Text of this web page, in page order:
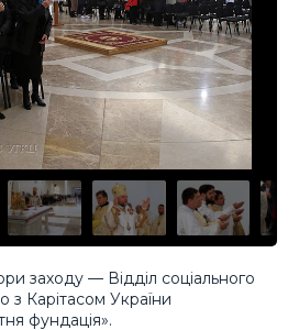
заходу — Відділ соціального
з Карітасом України
фундація».